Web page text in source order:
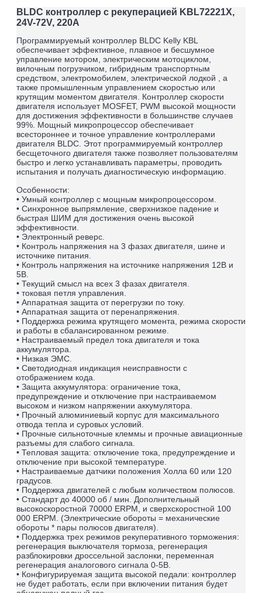
BLDC контроллер с рекуперацией KBL72221X,
24V-72V, 220A
Программируемый контроллер BLDC Kelly KBL
обеспечивает эффективное, плавное и бесшумное
управление мотором, электрическим мотоциклом,
вилочным погрузчиком, гибридным транспортным
средством, электромобилем, электрической лодкой , а
также промышленным управлением скоростью или
крутящим моментом двигателя. Контроллер скорости
двигателя использует MOSFET, PWM высокой мощности
для достижения эффективности в большинстве случаев
99%. Мощный микропроцессор обеспечивает
всестороннее и точное управление контроллерами
двигателя BLDC. Этот программируемый контроллер
бесщеточного двигателя также позволяет пользователям
быстро и легко устанавливать параметры, проводить
испытания и получать диагностическую информацию.
Особенности:
• Умный контроллер с мощным микропроцессором.
• Синхронное выпрямление, сверхнизкое падение и
быстрая ШИМ для достижения очень высокой
эффективности.
• Электронный реверс.
• Контроль напряжения на 3 фазах двигателя, шине и
источнике питания.
• Контроль напряжения на источнике напряжения 12В и
5В.
• Текущий смысл на всех 3 фазах двигателя.
• токовая петля управления.
• Аппаратная защита от перегрузки по току.
• Аппаратная защита от перенапряжения.
• Поддержка режима крутящего момента, режима скорости
и работы в сбалансированном режиме.
• Настраиваемый предел тока двигателя и тока
аккумулятора.
• Низкая ЭМС.
• Светодиодная индикация неисправности с
отображением кода.
• Защита аккумулятора: ограничение тока,
предупреждение и отключение при настраиваемом
высоком и низком напряжении аккумулятора.
• Прочный алюминиевый корпус для максимального
отвода тепла и суровых условий.
• Прочные сильноточные клеммы и прочные авиационные
разъемы для слабого сигнала.
• Тепловая защита: отключение тока, предупреждение и
отключение при высокой температуре.
• Настраиваемые датчики положения Холла 60 или 120
градусов.
• Поддержка двигателей с любым количеством полюсов.
• Стандарт до 40000 об / мин. Дополнительный
высокоскоростной 70000 ERPM, и сверхскоростной 100
000 ERPM. (Электрические обороты = механические
обороты * пары полюсов двигателя).
• Поддержка трех режимов рекуперативного торможения:
регенерация выключателя тормоза, регенерация
разблокировки дроссельной заслонки, переменная
регенерация аналогового сигнала 0-5В.
• Конфигурируемая защита высокой педали: контроллер
не будет работать, если при включении питания будет